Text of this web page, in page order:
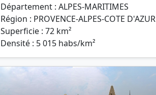
Département : ALPES-MARITIMES
Région : PROVENCE-ALPES-COTE D'AZUR
Superficie : 72 km²
Densité : 5 015 habs/km²